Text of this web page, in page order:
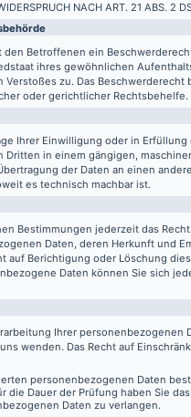
NACH ART. 21 ABS. 2
den Betroffenen ein
ihres gewöhnlichen
zu. Das Beschwerderecht
oder gerichtlicher Rechtsbehelfe.
Ihrer Einwilligung oder in Erfüllung
in einem gängigen,
der Daten an einen
es technisch machbar ist.
Bestimmungen jederzeit das
Daten, deren Herkunft und
auf Berichtigung oder Löschung
Daten können Sie sich
Ihrer personenbezogenen
wenden. Das Recht auf
personenbezogenen Daten
Dauer der Prüfung haben Sie
Daten zu verlangen.